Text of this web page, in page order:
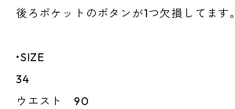
後ろポケットのボタンが1つ欠損してます。
•SIZE
34
ウエスト 90